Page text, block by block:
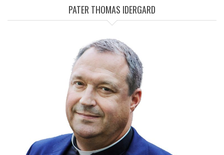
PATER THOMAS IDERGARD